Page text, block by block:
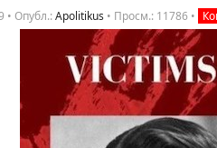
• Опубл.:Apolitikus • Просм.: 11786 •